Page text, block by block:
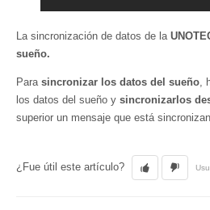
La sincronización de datos de la
sueño.
Para sincronizar los datos del sueño,
los datos del sueño y sincronizarlos
superior un mensaje que está
¿Fue útil este artículo?